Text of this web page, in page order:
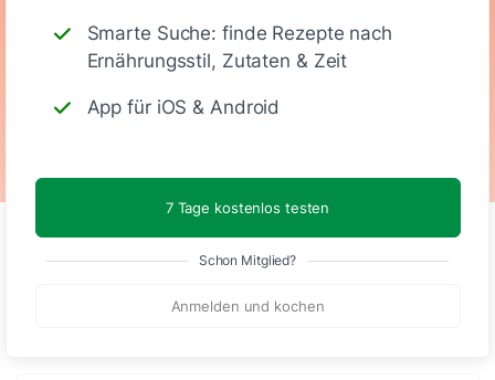
Smarte Suche: finde Rezepte nach
Ernährungsstil, Zutaten & Zeit
App für iOS & Android
7 Tage kostenlos testen
Schon Mitglied?
Anmelden und kochen
Kommentare